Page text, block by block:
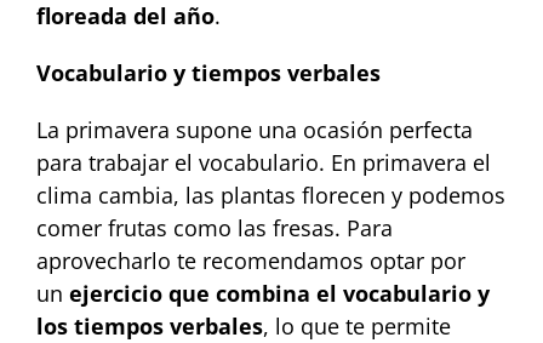
floreada del año.
Vocabulario y tiempos verbales
La primavera supone una ocasión perfecta
para trabajar el vocabulario. En primavera el
clima cambia, las plantas florecen y podemos
comer frutas como las fresas. Para
aprovecharlo te recomendamos optar por
un ejercicio que combina el vocabulario y
los tiempos verbales, lo que te permite